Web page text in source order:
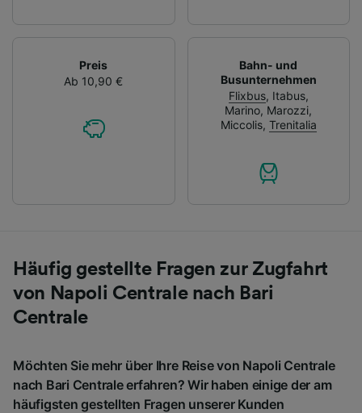
Preis
Ab 10,90 €
Bahn- und
Busunternehmen
Flixbus, Itabus,
Marino, Marozzi,
Miccolis, Trenitalia
Häufig gestellte Fragen zur Zugfahrt
von Napoli Centrale nach Bari
Centrale
Möchten Sie mehr über Ihre Reise von Napoli Centrale
nach Bari Centrale erfahren? Wir haben einige der am
häufigsten gestellten Fragen unserer Kunden